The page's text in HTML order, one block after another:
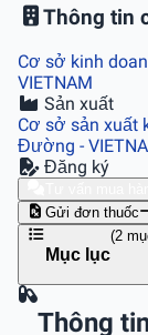
Thông tin
Cơ sở kinh
VIETNAM
Sản xuất
Cơ sở sản xuất
Đường -
Đăng ký
Gửi đơn thuốc
Mục lục
(2
Thông